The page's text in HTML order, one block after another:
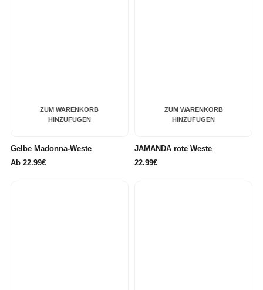
ZUM WARENKORB
HINZUFÜGEN
Gelbe Madonna-Weste
Ab 22.99€
ZUM WARENKORB
HINZUFÜGEN
JAMANDA rote Weste
22.99€